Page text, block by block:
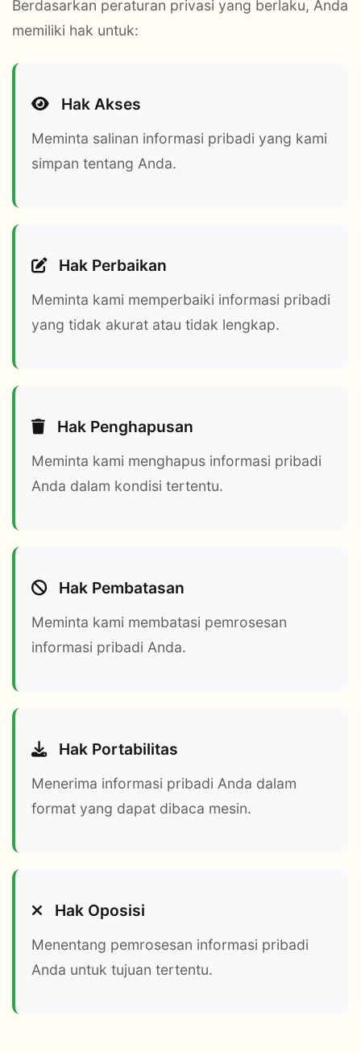
Berdasarkan peraturan privasi yang berlaku, Anda
memiliki hak untuk:
Hak Akses
Meminta salinan informasi pribadi yang kami
simpan tentang Anda.
Hak Perbaikan
Meminta kami memperbaiki informasi pribadi
yang tidak akurat atau tidak lengkap.
Hak Penghapusan
Meminta kami menghapus informasi pribadi
Anda dalam kondisi tertentu.
Hak Pembatasan
Meminta kami membatasi pemrosesan
informasi pribadi Anda.
Hak Portabilitas
Menerima informasi pribadi Anda dalam
format yang dapat dibaca mesin.
Hak Oposisi
Menentang pemrosesan informasi pribadi
Anda untuk tujuan tertentu.